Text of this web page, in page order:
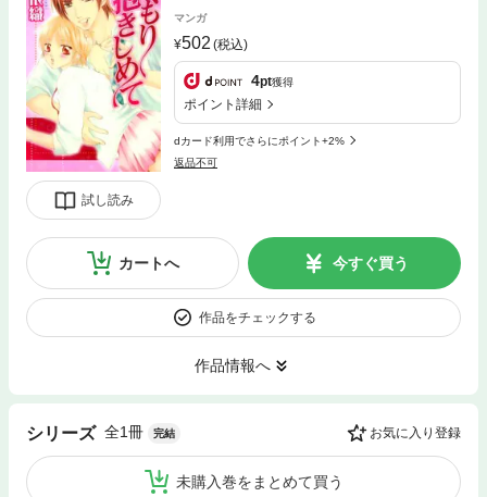
試し読み
マンガ
502 (税込)
4pt獲得
ポイント詳細
dカード利用でさらにポイント+2%
返品不可
カートへ 今すぐ買う
作品をチェックする
作品情報へ
シリーズ 全1冊 完結 お気に入り登録
未購入巻をまとめて買う